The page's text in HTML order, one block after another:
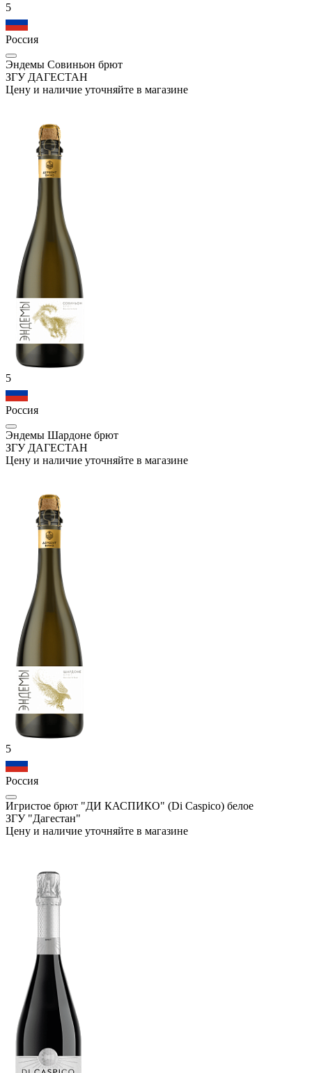
5
Россия
Эндемы Совиньон брют
ЗГУ ДАГЕСТАН
Цену и наличие уточняйте в магазине
5
Россия
Эндемы Шардоне брют
ЗГУ ДАГЕСТАН
Цену и наличие уточняйте в магазине
5
Россия
Игристое брют "ДИ КАСПИКО" (Di Caspico) белое
ЗГУ "Дагестан"
Цену и наличие уточняйте в магазине